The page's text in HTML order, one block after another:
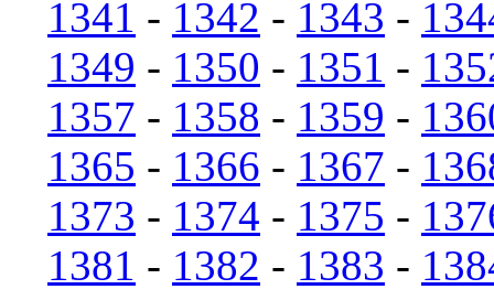
1341 - 1342 - 1343 -
1349 - 1350 - 1351 -
1357 - 1358 - 1359 -
1365 - 1366 - 1367 -
1373 - 1374 - 1375 -
1381 - 1382 - 1383 -